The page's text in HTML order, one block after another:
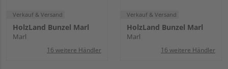
Verkauf & Versand
HolzLand Bunzel Marl
Marl
16 weitere Händler
Verkauf & Versand
HolzLand Bunzel Marl
Marl
16 weitere Händler